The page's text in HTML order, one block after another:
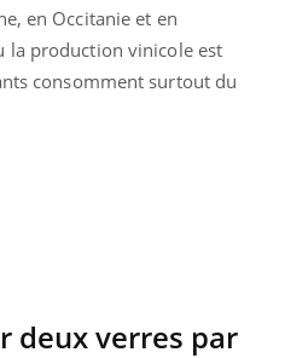
en Occitanie et en
la production vinicole est
consomment surtout du
deux verres par